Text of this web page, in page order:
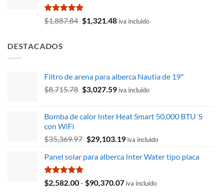
$1,104.69.
Valorado
con
$1,887.84 El
$1,321.48Eliva incluido
DESTACADOS
Filtro de arena para alberca Nautia de 19"
$8,715.78 El
era:
$3,027.59El
es:
iva incluido
Bomba de calor Inter Heat Smart 50,000 BTU´S
con WiFi
$35,369.97 El
original
$35,369.97.
$29,103.19El
actual
$29,103.19.
iva incluido
Panel solar para alberca Inter Water tipo placa
Valorado
con
$2,582.00- $90,370.07Rango
iva incluido